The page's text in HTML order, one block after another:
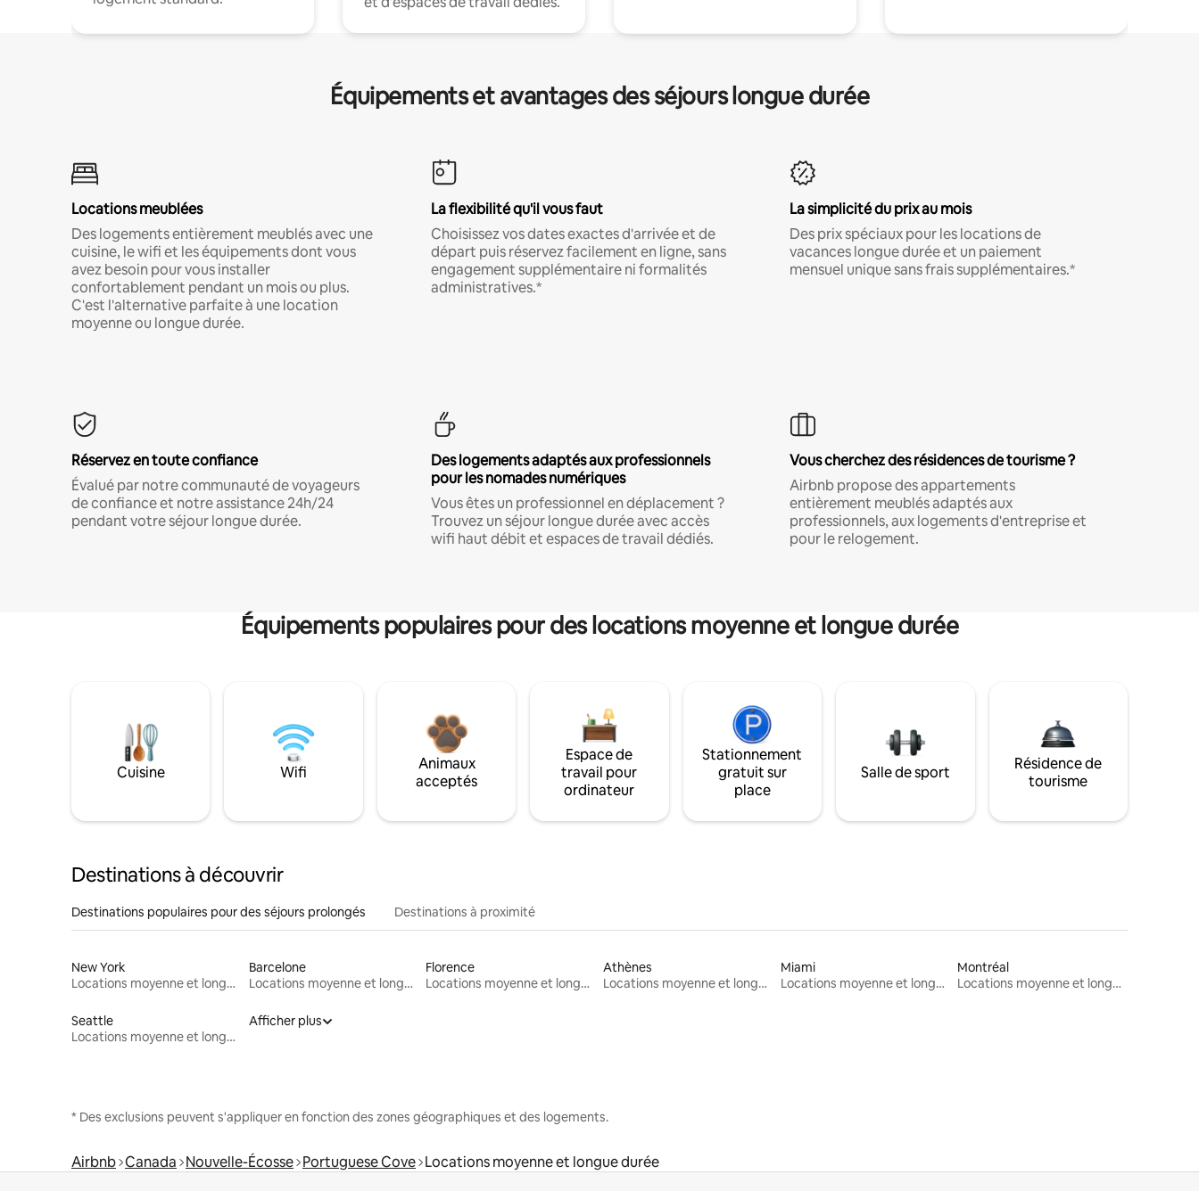
Équipements et avantages des séjours longue durée
Locations meublées
Des logements entièrement meublés avec une
cuisine, le wifi et les équipements dont vous
avez besoin pour vous installer
confortablement pendant un mois ou plus.
C'est l'alternative parfaite à une location
moyenne ou longue durée.
La flexibilité qu'il vous faut
Choisissez vos dates exactes d'arrivée et de
départ puis réservez facilement en ligne, sans
engagement supplémentaire ni formalités
administratives.*
La simplicité du prix au mois
Des prix spéciaux pour les locations de
vacances longue durée et un paiement
mensuel unique sans frais supplémentaires.*
Réservez en toute confiance
Évalué par notre communauté de voyageurs
de confiance et notre assistance 24h/24
pendant votre séjour longue durée.
Des logements adaptés aux professionnels
pour les nomades numériques
Vous êtes un professionnel en déplacement ?
Trouvez un séjour longue durée avec accès
wifi haut débit et espaces de travail dédiés.
Vous cherchez des résidences de tourisme ?
Airbnb propose des appartements
entièrement meublés adaptés aux
professionnels, aux logements d'entreprise et
pour le relogement.
Équipements populaires pour des locations moyenne et longue durée
Cuisine Wifi
Animaux
acceptés
Espace de
travail pour
ordinateur
Stationnement
gratuit sur
place
Salle de sport
Résidence de
tourisme
Destinations à découvrir
Destinations populaires pour des séjours prolongés Destinations à proximité
New York
Locations moyenne et longue durée
Barcelone
Locations moyenne et longue durée
Florence
Locations moyenne et longue durée
Athènes
Locations moyenne et longue durée
Miami
Locations moyenne et longue durée
Montréal
Locations moyenne et longue durée
Seattle
Locations moyenne et longue durée
Afficher plus
* Des exclusions peuvent s'appliquer en fonction des zones géographiques et des logements.
Airbnb Canada Nouvelle-Écosse Portuguese Cove Locations moyenne et longue durée